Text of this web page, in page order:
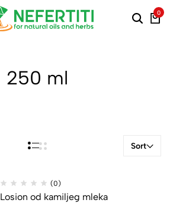
0
250 ml
Sort
(0)
Losion od kamiljeg mleka